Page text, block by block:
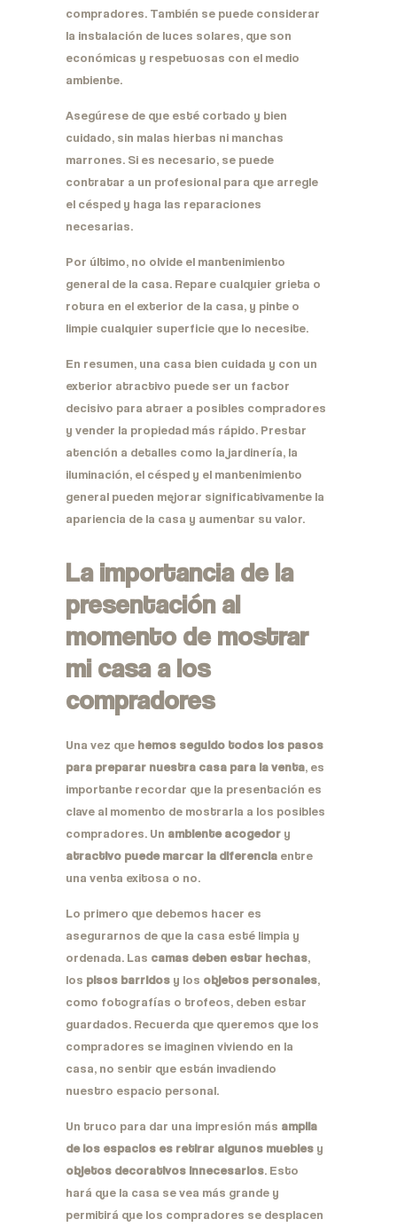
compradores. También se puede considerar
la instalación de luces solares, que son
económicas y respetuosas con el medio
ambiente.
Asegúrese de que esté cortado y bien
cuidado, sin malas hierbas ni manchas
marrones. Si es necesario, se puede
contratar a un profesional para que arregle
el césped y haga las reparaciones
necesarias.
Por último, no olvide el mantenimiento
general de la casa. Repare cualquier grieta o
rotura en el exterior de la casa, y pinte o
limpie cualquier superficie que lo necesite.
En resumen, una casa bien cuidada y con un
exterior atractivo puede ser un factor
decisivo para atraer a posibles compradores
y vender la propiedad más rápido. Prestar
atención a detalles como la jardinería, la
iluminación, el césped y el mantenimiento
general pueden mejorar significativamente la
apariencia de la casa y aumentar su valor.
La importancia de la
presentación al
momento de mostrar
mi casa a los
compradores
Una vez que hemos seguido todos los pasos
para preparar nuestra casa para la venta, es
importante recordar que la presentación es
clave al momento de mostrarla a los posibles
compradores. Un ambiente acogedor y
atractivo puede marcar la diferencia entre
una venta exitosa o no.
Lo primero que debemos hacer es
asegurarnos de que la casa esté limpia y
ordenada. Las camas deben estar hechas,
los pisos barridos y los objetos personales,
como fotografías o trofeos, deben estar
guardados. Recuerda que queremos que los
compradores se imaginen viviendo en la
casa, no sentir que están invadiendo
nuestro espacio personal.
Un truco para dar una impresión más amplia
de los espacios es retirar algunos muebles y
objetos decorativos innecesarios. Esto
hará que la casa se vea más grande y
permitirá que los compradores se desplacen